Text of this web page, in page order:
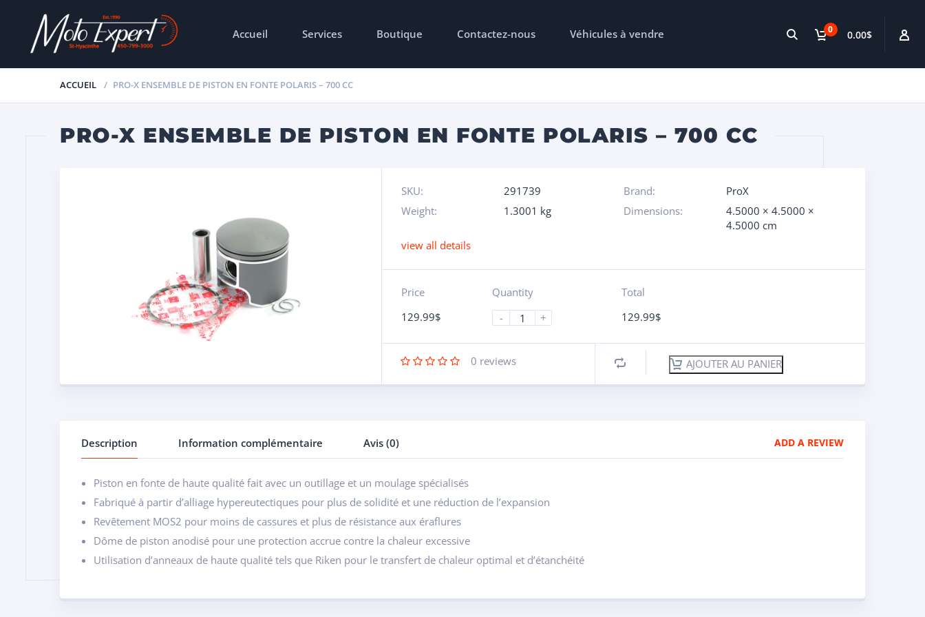
0 0.00$
Accueil Services Boutique Contactez-nous Véhicules à vendre
ACCUEIL PRO-X ENSEMBLE DE PISTON EN FONTE POLARIS – 700 CC
PRO-X ENSEMBLE DE PISTON EN FONTE POLARIS – 700 CC
SKU: 291739 Brand:
ProX
Weight:
1.3001 kg Dimensions:
4.5000 × 4.5000 ×
4.5000 cm
view all details
Price
129.99$
Quantity
-
+
Total
129.99$
0 reviews AJOUTER AU PANIER
Description Information complémentaire Avis (0) ADD A REVIEW
Piston en fonte de haute qualité fait avec un outillage et un moulage spécialisés
Fabriqué à partir d’alliage hypereutectiques pour plus de solidité et une réduction de l’expansion
Revêtement MOS2 pour moins de cassures et plus de résistance aux éraflures
Dôme de piston anodisé pour une protection accrue contre la chaleur excessive
Utilisation d’anneaux de haute qualité tels que Riken pour le transfert de chaleur optimal et d’étanchéité